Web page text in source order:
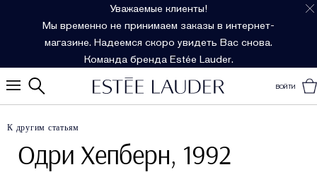
Уважаемые клиенты!
Мы временно не принимаем заказы в интернет-
магазине. Надеемся скоро увидеть Вас снова.
Команда бренда Estée Lauder.
ВОЙТИ
К другим статьям
Одри Хепберн, 1992